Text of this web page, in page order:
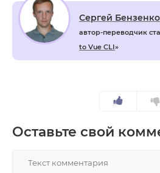
Сергей Бензенко
автор-переводчик
to Vue CLI»
Оставьте свой